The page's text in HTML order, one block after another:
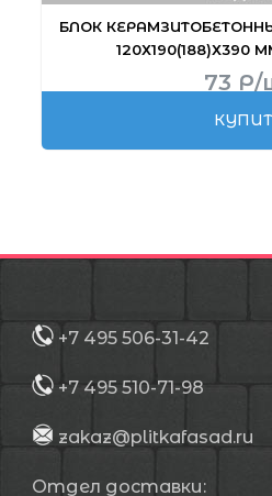
БЛОК
120Х190(188)Х390
73 Р/
+7 495 506-31-42
+7 495 510-71-98
zakaz@plitkafasad.ru
Отдел доставки: